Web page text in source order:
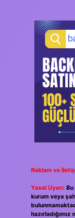
Reklam ve
Yasal Uyarı:
kurum veya